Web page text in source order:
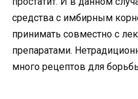
средства с имбирным
принимать совместно с
препаратами.
много рецептов для